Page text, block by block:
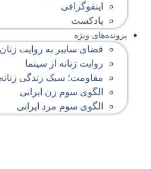
اینفوگرافی
پادکست
پرونده‌های ویژه
فضای سایبر به روایت زنان
روایت زنانه از سینما
مقاومت؛ سبک زندگی زنانه
الگوی سوم زن ایرانی
الگوی سوم مرد ایرانی